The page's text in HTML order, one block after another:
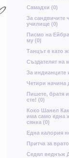
Д
Ж
Самадхи (0)
За сандвичите
училище (0)
Писмо на
му (0)
Танцът е като
Създателят на
За индианците
Четири начина
Пишете, братя
сте! (0)
Коко Шанел
има само една
сянка (0)
Една калория
Притча за
Седял веднъж